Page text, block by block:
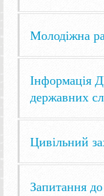
Молодіжна
державних
Цивільний
Запитання